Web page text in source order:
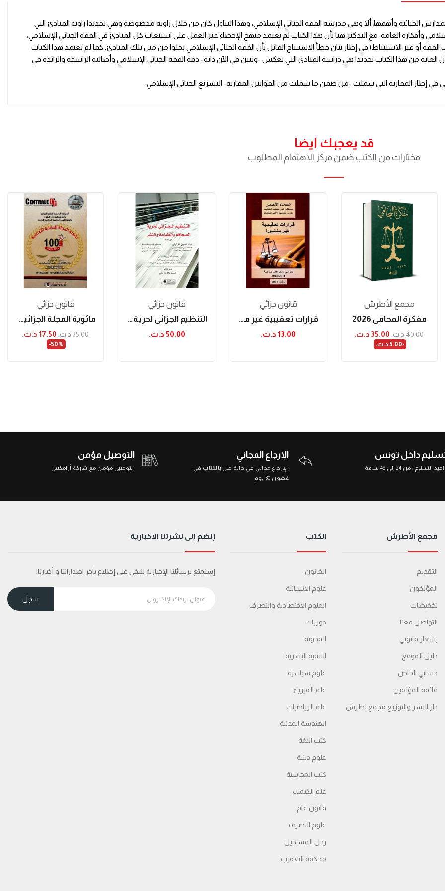
الجنائية وأهمها، ألا وهي مدرسة الفقه الجنائي الإسلامي، وهذا التناول كان من خلال زاوية مخصوصة وهي تحديدا زاوية المبادئ التي
وأفكاره العامة. مع التذكير هنا بأن هذا الكتاب لم يعتمد منهج الإحصاء عبر العمل على استيعاب كل المبادئ في الفقه الجنائي الإسلامي،
أو عبر الاستنباط) في إطار بيان خطأ الاستنتاج القائل بأن الفقه الجنائي الإسلامي يخلوا من مثل تلك المبادئ. كما لم يعتمد هذا الكتاب
من هذا الكتاب تحديدا هي دراسة المبادئ التي تعكس -وتبين في الآن ذاته- دقة الفقه الجنائي الإسلامي وأصالته الراسخة والرائدة في
في إطار المقارنة التي شملت -من ضمن ما شملت من القوانين المقارنة- التشريع الجنائي الإسلامي.
قد يعجبك ايضا
مختارات من الكتب ضمن مركز الاهتمام المطلوب
قانون جزائي
مائوية المجلة الجزائية التونسية (2013 - 1913)
35.00 د.ت.‏ 17.50 د.ت.‏
‎-50%
قانون جزائي
التنظيم الجزائي لحرية الصحافة والطباعة والنشر
50.00 د.ت.‏
قانون جزائي
قرارات تعقيبية غير منشورة: جزائي / إجراءات...
13.00 د.ت.‏
مجمع الأطرش
مفكرة المحامي 2026
40.00 د.ت.‏ 35.00 د.ت.‏
-5.00 د.ت.‏
التوصيل مؤمن
التوصيل مؤمن مع شركة أرامكس
الإرجاع المجاني
الإرجاع مجاني في حالة خلل بالكتاب في
غضون 30 يوم
داخل تونس
التسليم : من 24 إلى 48 ساعة
مجمع الأطرش
التقديم
المؤلفون
تخفيضات
التواصل معنا
إشعار قانوني
دليل الموقع
حسابي الخاص
قائمة المؤلفين
دار النشر والتوزيع مجمع لطرش
الكتب
القانون
علوم الانسانية
العلوم الاقتصادية والتصرف
دوريات
المدونة
التنمية البشرية
علوم سياسية
علم الفيزياء
علم الرياضيات
الهندسة المدنية
كتب اللغة
علوم دينية
كتب المحاسبة
علم الكيمياء
قانون عام
علوم التصرف
رجل المستحيل
محكمة التعقیب
إنضم إلى نشرتنا الاخبارية
إستمتع برسائلنا الإخبارية لتبقى على إطلاع بآخر اصداراتنا و أخبارنا!